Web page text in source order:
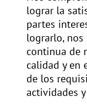
lograr la
partes
lograrlo, nos
continua de
calidad y en
de los
actividades